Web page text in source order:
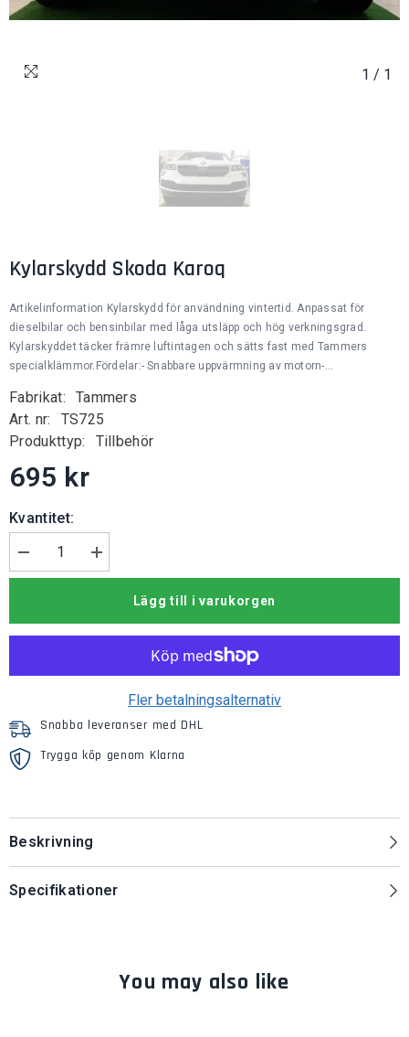
1 / 1
Kylarskydd Skoda Karoq
Artikelinformation Kylarskydd för användning vintertid. Anpassat för
dieselbilar och bensinbilar med låga utsläpp och hög verkningsgrad.
Kylarskyddet täcker främre luftintagen och sätts fast med Tammers
specialklämmor.Fördelar:- Snabbare uppvärmning av motorn-...
Fabrikat:
Tammers
Art. nr:
TS725
Produkttyp:
Tillbehör
695 kr
Kvantitet:
Minska
mängden
Skoda
Öka
kvantiteten
Kylarskydd
Skoda
Lägg till i varukorgen
Fler betalningsalternativ
Snabba leveranser med DHL
Trygga köp genom Klarna
Beskrivning
Specifikationer
You may also like